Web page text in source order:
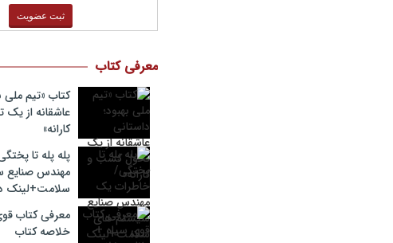
پادکست کنفرانس مدیریت
کسب و کارهای پروژه محور/ دکتر
پادکست کنفرانس مدیریت:
ارشد برای ارتقای شایستگیهای
استراتژی/ دکتر محمد ابویی
صوتی
پادکست کنفرانس مدیریت:
خلاق تری بسازیم/ دکتر کیوان
صوتی
پادکست کنفرانس مدیریت:
قراردادها در تدوین سیستمهای
جایزه نوبل اقتصاد/ بخش سوم/
دیانی+دانلود فایل صوتی
پادکست کنفرانس مدیریت:
معرفی کتاب
کتاب «تیم ملی
عاشقانه از
کارانه»
پله پله تا
مهندس
سلامت+لینک
معرفی کتاب
خلاصه کتاب